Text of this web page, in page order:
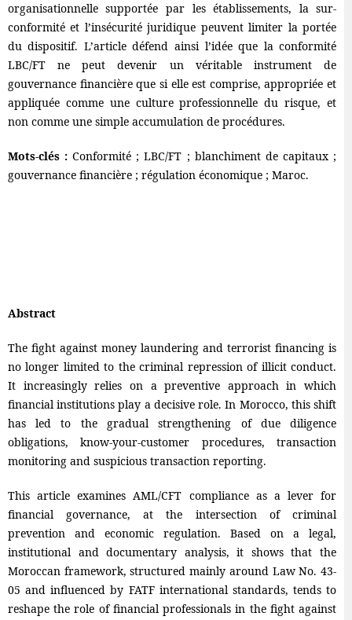
organisationnelle supportée par les établissements, la sur-
conformité et l’insécurité juridique peuvent limiter la portée
du dispositif. L’article défend ainsi l’idée que la conformité
LBC/FT ne peut devenir un véritable instrument de
gouvernance financière que si elle est comprise, appropriée et
appliquée comme une culture professionnelle du risque, et
non comme une simple accumulation de procédures.
Mots-clés : Conformité ; LBC/FT ; blanchiment de capitaux ;
gouvernance financière ; régulation économique ; Maroc.
Abstract
The fight against money laundering and terrorist financing is
no longer limited to the criminal repression of illicit conduct.
It increasingly relies on a preventive approach in which
financial institutions play a decisive role. In Morocco, this shift
has led to the gradual strengthening of due diligence
obligations, know-your-customer procedures, transaction
monitoring and suspicious transaction reporting.
This article examines AML/CFT compliance as a lever for
financial governance, at the intersection of criminal
prevention and economic regulation. Based on a legal,
institutional and documentary analysis, it shows that the
Moroccan framework, structured mainly around Law No. 43-
05 and influenced by FATF international standards, tends to
reshape the role of financial professionals in the fight against